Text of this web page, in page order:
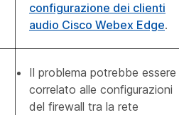
configurazione dei clienti
audio Cisco Webex Edge.
Il problema potrebbe essere
correlato alle configurazioni
del firewall tra la rete